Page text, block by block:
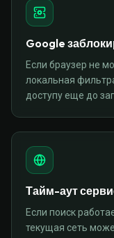
Google
Если браузер не
локальная
доступу еще до
Тайм-аут
Если поиск
текущая сеть